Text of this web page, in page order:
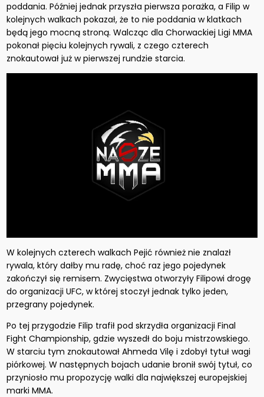
poddania. Później jednak przyszła pierwsza porażka, a Filip w
kolejnych walkach pokazał, że to nie poddania w klatkach
będą jego mocną stroną. Walcząc dla Chorwackiej Ligi MMA
pokonał pięciu kolejnych rywali, z czego czterech
znokautował już w pierwszej rundzie starcia.
W kolejnych czterech walkach Pejić również nie znalazł
rywala, który dałby mu radę, choć raz jego pojedynek
zakończył się remisem. Zwycięstwa otworzyły Filipowi drogę
do organizacji UFC, w której stoczył jednak tylko jeden,
przegrany pojedynek.
Po tej przygodzie Filip trafił pod skrzydła organizacji Final
Fight Championship, gdzie wyszedł do boju mistrzowskiego.
W starciu tym znokautował Ahmeda Vilę i zdobył tytuł wagi
piórkowej. W następnych bojach udanie bronił swój tytuł, co
przyniosło mu propozycję walki dla największej europejskiej
marki MMA.